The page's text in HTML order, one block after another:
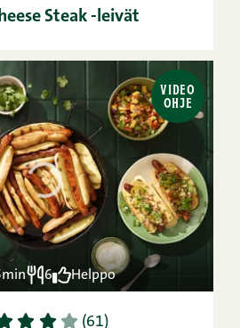
Steak -leivät
VIDEO
OHJE
6 Helppo
2 3 4 5 (61)